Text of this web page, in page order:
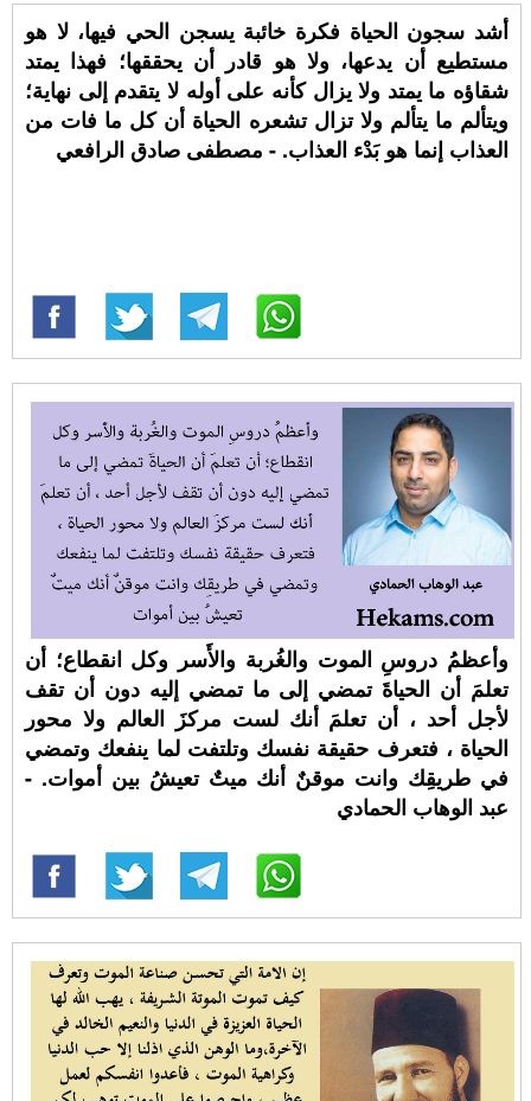
أشد سجون الحياة فكرة خائبة يسجن الحي فيها، لا هو
مستطيع أن يدعها، ولا هو قادر أن يحققها؛ فهذا يمتد
شقاؤه ما يمتد ولا يزال كأنه على أوله لا يتقدم إلى نهاية؛
ويتألم ما يتألم ولا تزال تشعره الحياة أن كل ما فات من
العذاب إنما هو بَدْء العذاب. - مصطفى صادق الرافعي
وأعظمُ دروسِ الموت والغُربة والأَسر وكل انقطاع؛ أن
تعلمَ أن الحياةَ تمضي إلى ما تمضي إليه دون أن تقف
لأجل أحد ، أن تعلمَ أنك لست مركزَ العالم ولا محور
الحياة ، فتعرف حقيقة نفسك وتلتفت لما ينفعك وتمضي
في طريقِك وانت موقنٌ أنك ميتٌ تعيشُ بين أموات. -
عبد الوهاب الحمادي